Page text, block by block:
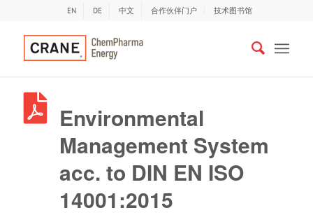
EN DE 中文 合作伙伴门户 技术图书馆
Environmental
Management System
acc. to DIN EN ISO
14001:2015